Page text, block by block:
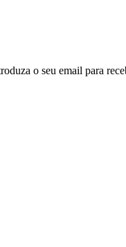
o seu email para